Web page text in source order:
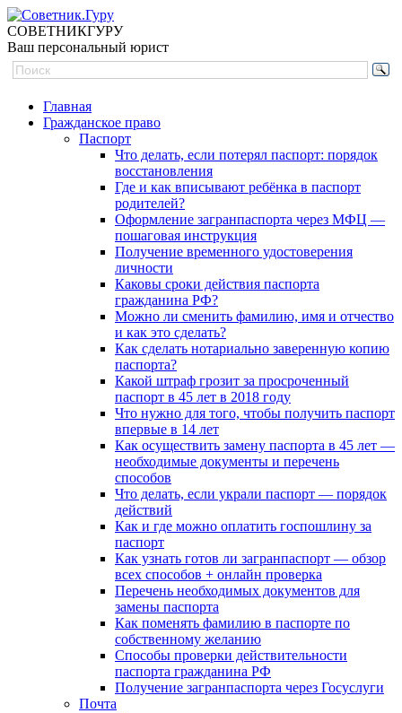
СОВЕТНИКГУРУ
Ваш персональный юрист
Главная
Гражданское право
Паспорт
Что делать, если потерял паспорт: порядок
восстановления
Где и как вписывают ребёнка в паспорт
родителей?
Оформление загранпаспорта через МФЦ —
пошаговая инструкция
Получение временного удостоверения
личности
Каковы сроки действия паспорта
гражданина РФ?
Можно ли сменить фамилию, имя и отчество
и как это сделать?
Как сделать нотариально заверенную копию
паспорта?
Какой штраф грозит за просроченный
паспорт в 45 лет в 2018 году
Что нужно для того, чтобы получить паспорт
впервые в 14 лет
Как осуществить замену паспорта в 45 лет —
необходимые документы и перечень
способов
Что делать, если украли паспорт — порядок
действий
Как и где можно оплатить госпошлину за
паспорт
Как узнать готов ли загранпаспорт — обзор
всех способов + онлайн проверка
Перечень необходимых документов для
замены паспорта
Как поменять фамилию в паспорте по
собственному желанию
Способы проверки действительности
паспорта гражданина РФ
Получение загранпаспорта через Госуслуги
Почта